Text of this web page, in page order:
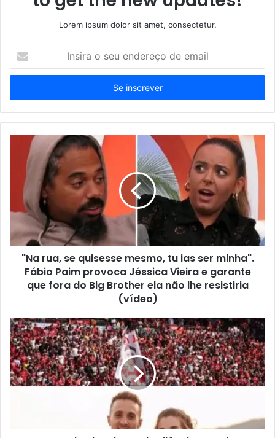
Lorem ipsum dolor sit amet, consectetur.
seu
de
email
"Na rua, se quisesse mesmo, tu ias ser minha".
Fábio Paim provoca Jéssica Vieira e garante
que fora do Big Brother ela não lhe resistiria
(vídeo)